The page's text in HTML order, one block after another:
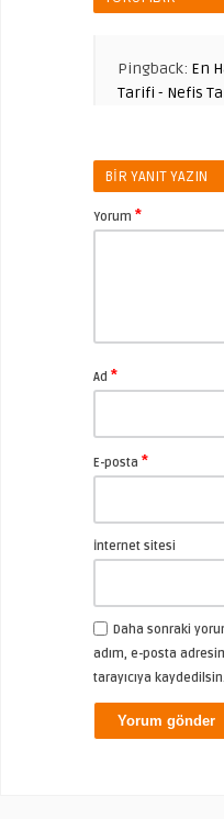
Pingback: En
Tarifi - Nefis
BIR YANIT YAZIN
Yorum *
Ad *
E-posta *
İnternet sitesi
Daha sonraki
adım, e-posta
tarayıcıya kaydedilsin.